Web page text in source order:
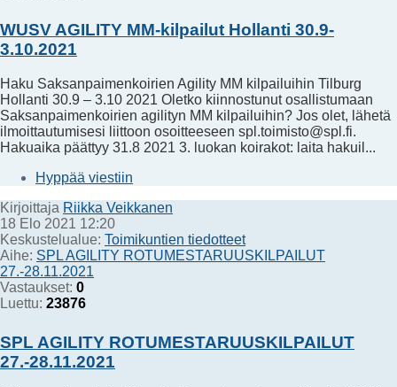
WUSV AGILITY MM-kilpailut Hollanti 30.9-
3.10.2021
Haku Saksanpaimenkoirien Agility MM kilpailuihin Tilburg
Hollanti 30.9 – 3.10 2021 Oletko kiinnostunut osallistumaan
Saksanpaimenkoirien agilityn MM kilpailuihin? Jos olet, lähetä
ilmoittautumisesi liittoon osoitteeseen spl.toimisto@spl.fi.
Hakuaika päättyy 31.8 2021 3. luokan koirakot: laita hakuil...
Hyppää viestiin
Kirjoittaja Riikka Veikkanen
18 Elo 2021 12:20
Keskustelualue: Toimikuntien tiedotteet
Aihe: SPL AGILITY ROTUMESTARUUSKILPAILUT
27.-28.11.2021
Vastaukset: 0
Luettu: 23876
SPL AGILITY ROTUMESTARUUSKILPAILUT
27.-28.11.2021